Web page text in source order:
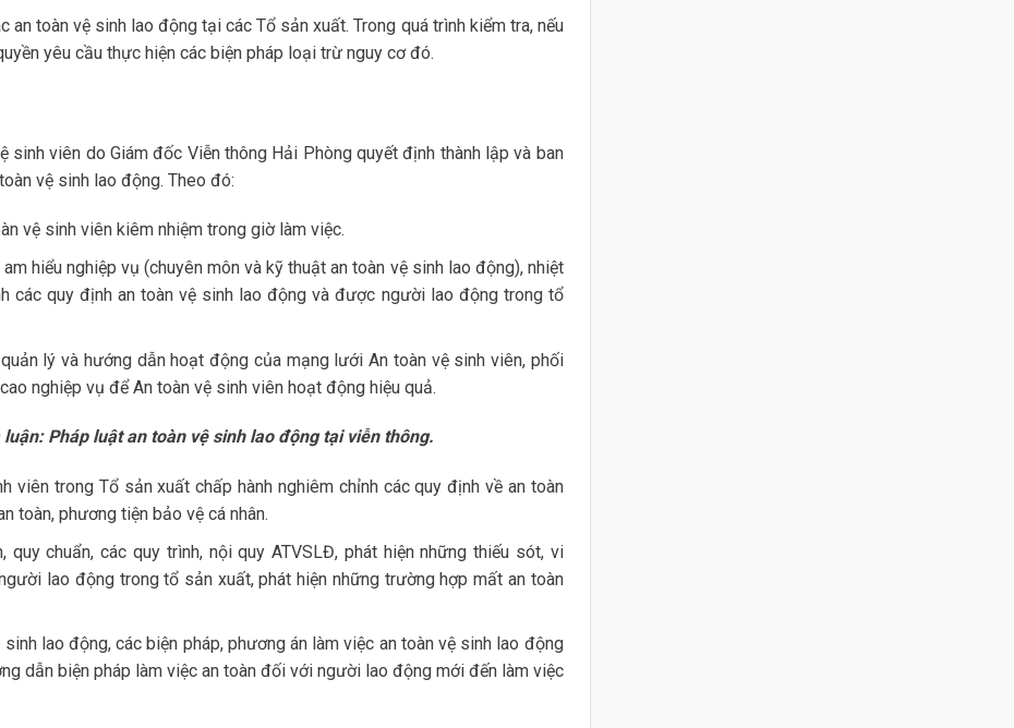
an toàn vệ sinh lao động tại các Tổ sản xuất. Trong quá trình kiểm tra, nếu
yêu cầu thực hiện các biện pháp loại trừ nguy cơ đó.
sinh viên do Giám đốc Viễn thông Hải Phòng quyết định thành lập và ban
vệ sinh lao động. Theo đó:
vệ sinh viên kiêm nhiệm trong giờ làm việc.
hiểu nghiệp vụ (chuyên môn và kỹ thuật an toàn vệ sinh lao động), nhiệt
các quy định an toàn vệ sinh lao động và được người lao động trong tổ
lý và hướng dẫn hoạt động của mạng lưới An toàn vệ sinh viên, phối
nghiệp vụ để An toàn vệ sinh viên hoạt động hiệu quả.
Pháp luật an toàn vệ sinh lao động tại viễn thông.
viên trong Tổ sản xuất chấp hành nghiêm chỉnh các quy định về an toàn
toàn, phương tiện bảo vệ cá nhân.
quy chuẩn, các quy trình, nội quy ATVSLĐ, phát hiện những thiếu sót, vi
lao động trong tổ sản xuất, phát hiện những trường hợp mất an toàn
lao động, các biện pháp, phương án làm việc an toàn vệ sinh lao động
dẫn biện pháp làm việc an toàn đối với người lao động mới đến làm việc